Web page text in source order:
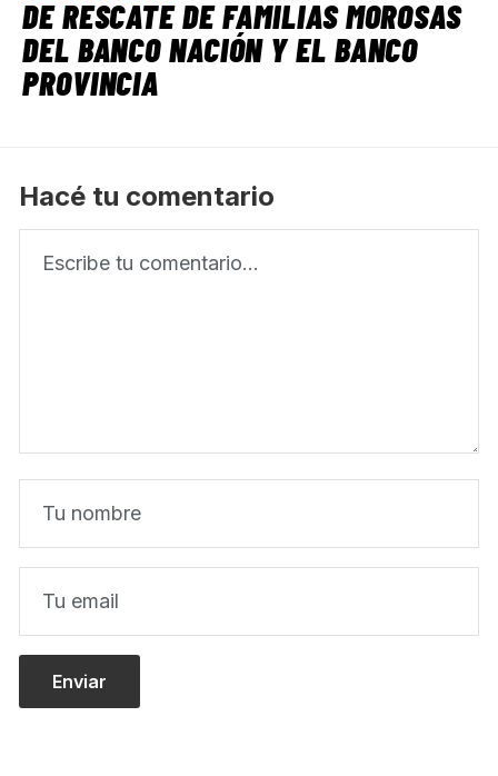
DE RESCATE DE FAMILIAS MOROSAS
DEL BANCO NACIÓN Y EL BANCO
PROVINCIA
Hacé tu comentario